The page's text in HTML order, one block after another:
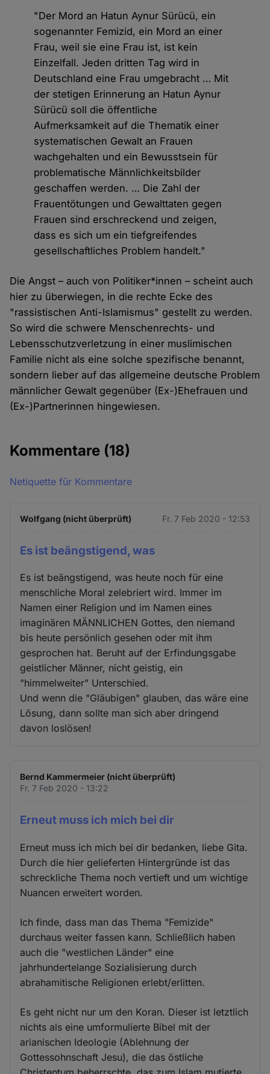
"Der Mord an Hatun Aynur Sürücü, ein
sogenannter Femizid, ein Mord an einer
Frau, weil sie eine Frau ist, ist kein
Einzelfall. Jeden dritten Tag wird in
Deutschland eine Frau umgebracht … Mit
der stetigen Erinnerung an Hatun Aynur
Sürücü soll die öffentliche
Aufmerksamkeit auf die Thematik einer
systematischen Gewalt an Frauen
wachgehalten und ein Bewusstsein für
problematische Männlichkeitsbilder
geschaffen werden. … Die Zahl der
Frauentötungen und Gewalttaten gegen
Frauen sind erschreckend und zeigen,
dass es sich um ein tiefgreifendes
gesellschaftliches Problem handelt."
Die Angst – auch von Politiker*innen – scheint auch
hier zu überwiegen, in die rechte Ecke des
"rassistischen Anti-Islamismus" gestellt zu werden.
So wird die schwere Menschenrechts- und
Lebensschutzverletzung in einer muslimischen
Familie nicht als eine solche spezifische benannt,
sondern lieber auf das allgemeine deutsche Problem
männlicher Gewalt gegenüber (Ex-)Ehefrauen und
(Ex-)Partnerinnen hingewiesen.
Kommentare (18)
Netiquette für Kommentare
Wolfgang (nicht überprüft) Fr. 7 Feb 2020 - 12:53
Es ist beängstigend, was
Es ist beängstigend, was heute noch für eine
menschliche Moral zelebriert wird. Immer im
Namen einer Religion und im Namen eines
imaginären MÄNNLICHEN Gottes, den niemand
bis heute persönlich gesehen oder mit ihm
gesprochen hat. Beruht auf der Erfindungsgabe
geistlicher Männer, nicht geistig, ein
"himmelweiter" Unterschied.
Und wenn die "Gläubigen" glauben, das wäre eine
Lösung, dann sollte man sich aber dringend
davon loslösen!
Bernd Kammermeier (nicht überprüft)
Fr. 7 Feb 2020 - 13:22
Erneut muss ich mich bei dir
Erneut muss ich mich bei dir bedanken, liebe Gita.
Durch die hier gelieferten Hintergründe ist das
schreckliche Thema noch vertieft und um wichtige
Nuancen erweitert worden.
Ich finde, dass man das Thema "Femizide"
durchaus weiter fassen kann. Schließlich haben
auch die "westlichen Länder" eine
jahrhundertelange Sozialisierung durch
abrahamitische Religionen erlebt/erlitten.
Es geht nicht nur um den Koran. Dieser ist letztlich
nichts als eine umformulierte Bibel mit der
arianischen Ideologie (Ablehnung der
Gottessohnschaft Jesu), die das östliche